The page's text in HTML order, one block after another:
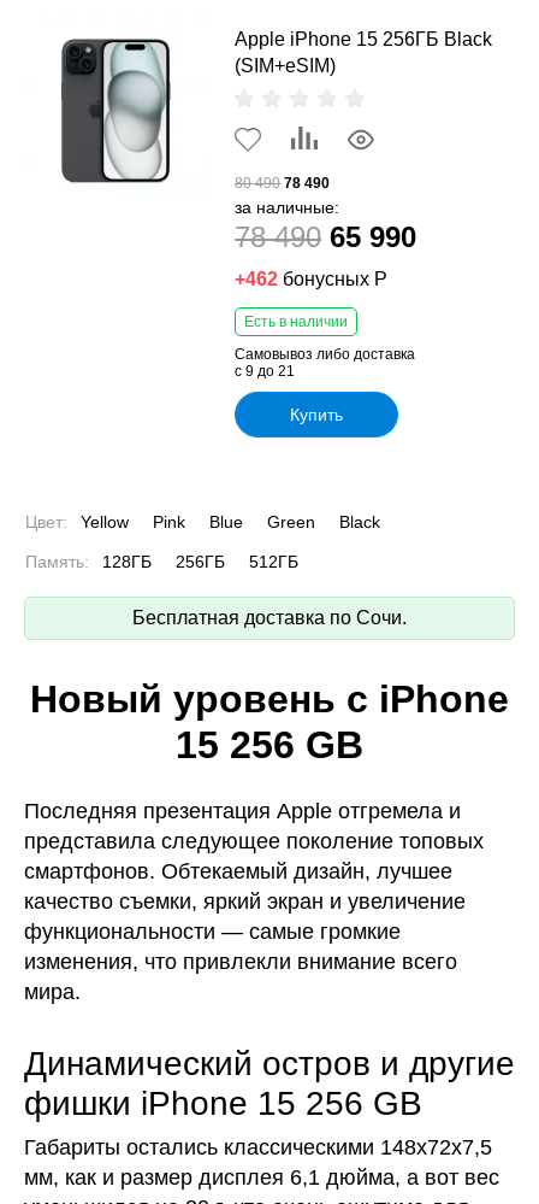
Apple iPhone 15 256ГБ Black
(SIM+eSIM)
80 490 78 490
за наличные:
78 490 65 990
+462 бонусных Р
Есть в наличии
Самовывоз либо доставка
с 9 до 21
Купить
Цвет: Yellow Pink Blue Green Black
Память: 128ГБ 256ГБ 512ГБ
Бесплатная доставка по Сочи.
Новый уровень с iPhone
15 256 GB
Последняя презентация Apple отгремела и
представила следующее поколение топовых
смартфонов. Обтекаемый дизайн, лучшее
качество съемки, яркий экран и увеличение
функциональности — самые громкие
изменения, что привлекли внимание всего
мира.
Динамический остров и другие
фишки iPhone 15 256 GB
Габариты остались классическими 148х72х7,5
мм, как и размер дисплея 6,1 дюйма, а вот вес